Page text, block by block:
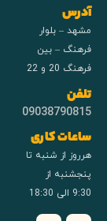
آدرس
مشهد – بلوار
فرهنگ – بین
فرهنگ 20 و 22
تلفن
09038790815
ساعات کاری
هرروز از شنبه تا
پنجشنبه از
9:30 الی 18:30